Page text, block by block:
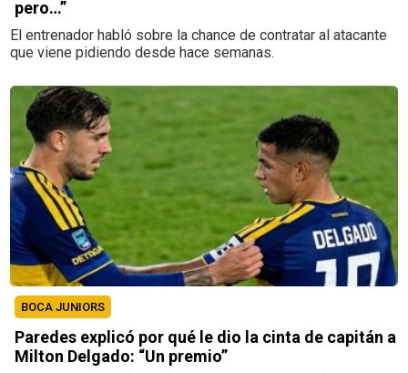
pero…”
El entrenador habló sobre la chance de contratar al atacante
que viene pidiendo desde hace semanas.
BOCA JUNIORS
Paredes explicó por qué le dio la cinta de capitán a
Milton Delgado: “Un premio”